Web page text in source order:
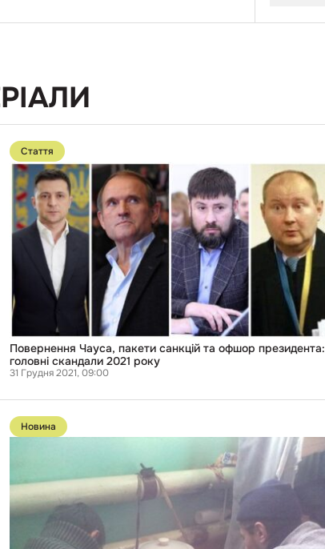
публікації
Повернення
Чауса,
пакети
санкцій
офшор
президента:
скандали
року
Стаття
Повернення Чауса, пакети санкцій та офшор президента:
головні скандали 2021 року
31 Грудня 2021, 09:00
публікації
ОРДЛО
просять
перевести
Новина